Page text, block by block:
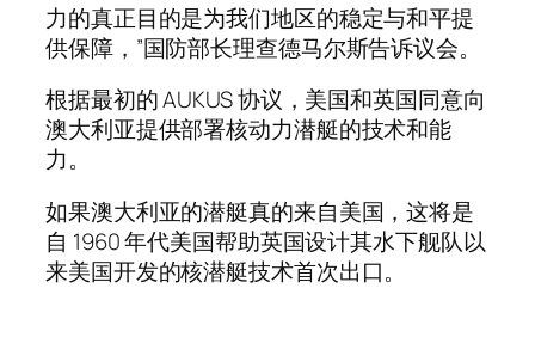
力的真正目的是为我们地区的稳定与和平提
供保障，”国防部长理查德马尔斯告诉议会。
根据最初的 AUKUS 协议，美国和英国同意向
澳大利亚提供部署核动力潜艇的技术和能
力。
如果澳大利亚的潜艇真的来自美国，这将是
自 1960 年代美国帮助英国设计其水下舰队以
来美国开发的核潜艇技术首次出口。